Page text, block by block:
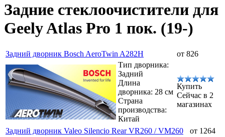
Задние стеклоочистители для
Geely Atlas Pro 1 пок. (19-)
Задний дворник Bosch AeroTwin A282H
от 826
Тип дворника:
Задний
Длина
дворника: 28 см
Страна
производства:
Китай
Купить
Сейчас в 2
магазинах
Задний дворник Valeo Silencio Rear VR260 / VM260
от 1264